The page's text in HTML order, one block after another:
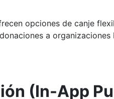
opciones de canje
a
(In-App